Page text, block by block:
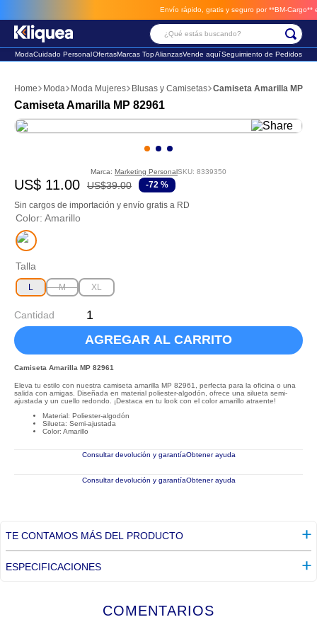
Envío rápido, gratis y seguro por **BM-Cargo** envios a través de BM-
¿Qué estás buscando?
ModaCuidado PersonalOfertasMarcas TopAlianzasVende aquíSeguimiento de Pedidos
Moda Moda Mujeres Blusas y Camisetas Camiseta Amarilla MP
Camiseta Amarilla MP 82961
Marca: Marketing PersonalSKU: 8339350
US$ 11.00 US$39.00 -72 %
Sin cargos de importación y envío gratis a RD
Color: Amarillo
Talla
L M XL
Cantidad
AGREGAR AL CARRITO
Camiseta Amarilla MP 82961
Eleva tu estilo con nuestra camiseta amarilla MP 82961, perfecta para la oficina o una
salida con amigas. Diseñada en material poliester-algodón, ofrece una silueta semi-
ajustada y un cuello redondo. ¡Destaca en tu look con el color amarillo atraente!
Material: Poliester-algodón
Silueta: Semi-ajustada
Color: Amarillo
Consultar devolución y garantíaObtener ayuda
Consultar devolución y garantíaObtener ayuda
TE CONTAMOS MÁS DEL PRODUCTO
ESPECIFICACIONES
COMENTARIOS
2. sandalia